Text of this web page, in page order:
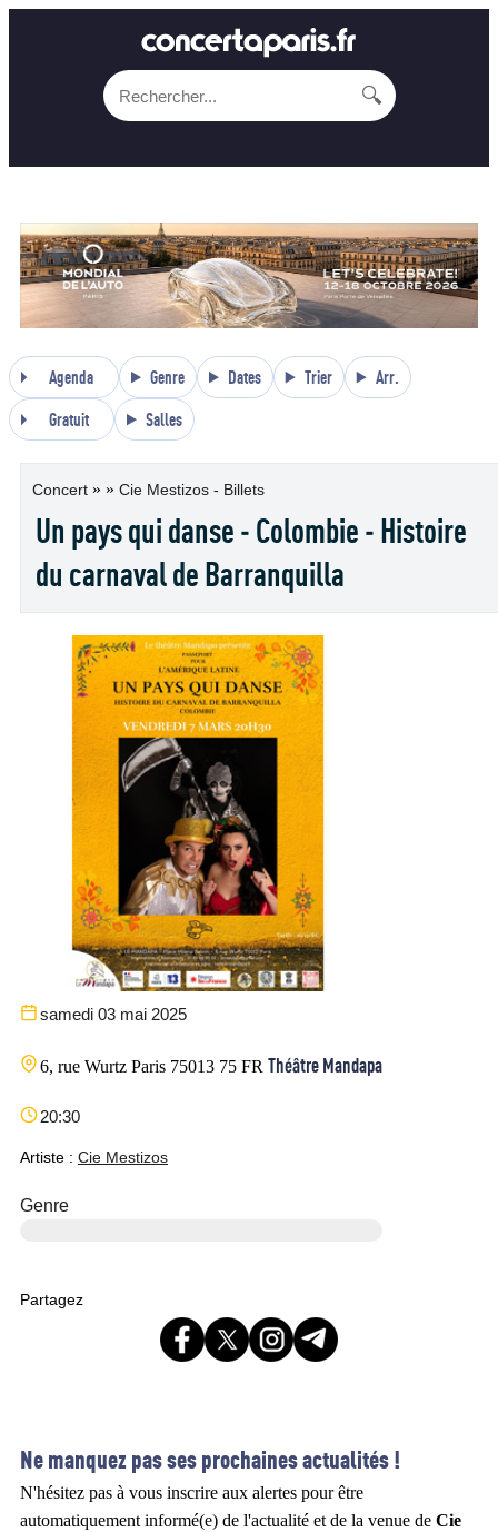
🔍
Agenda Genre Dates Trier Arr.
Gratuit Salles
Concert » » Cie Mestizos - Billets
Un pays qui danse - Colombie - Histoire
du carnaval de Barranquilla
samedi 03 mai 2025
6, rue Wurtz Paris 75013 75 FR Théâtre Mandapa
20:30
Artiste : Cie Mestizos
Genre
Partagez
Ne manquez pas ses prochaines actualités !
N'hésitez pas à vous inscrire aux alertes pour être
automatiquement informé(e) de l'actualité et de la venue de Cie